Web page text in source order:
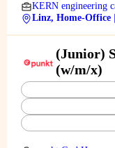
KERN engineering
Linz, Home-Office
(Junior)
(w/m/x)